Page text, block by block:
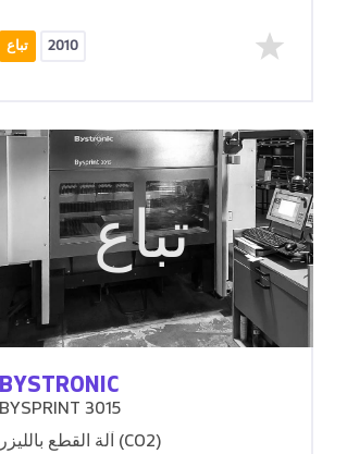
تباع 2010
تباع
BYSTRONIC
BYSPRINT 3015
آلة القطع بالليزر (CO2)